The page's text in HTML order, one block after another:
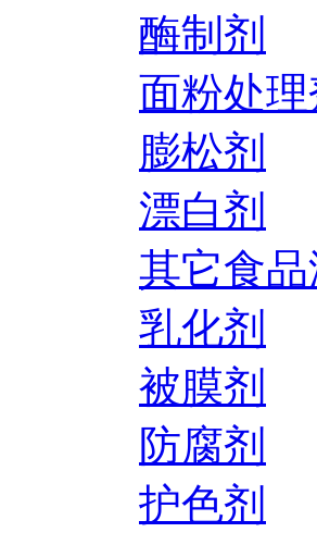
酶制剂
面粉处理
膨松剂
漂白剂
其它食品
乳化剂
被膜剂
防腐剂
护色剂